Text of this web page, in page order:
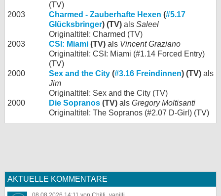
(TV)
2003
Charmed - Zauberhafte Hexen (#5.17
Glücksbringer) (TV) als Saleel
Originaltitel: Charmed (TV)
2003
CSI: Miami (TV) als Vincent Graziano
Originaltitel: CSI: Miami (#1.14 Forced Entry)
(TV)
2000
Sex and the City (#3.16 Freindinnen) (TV) als
Jim
Originaltitel: Sex and the City (TV)
2000
Die Sopranos (TV) als Gregory Moltisanti
Originaltitel: The Sopranos (#2.07 D-Girl) (TV)
AKTUELLE KOMMENTARE